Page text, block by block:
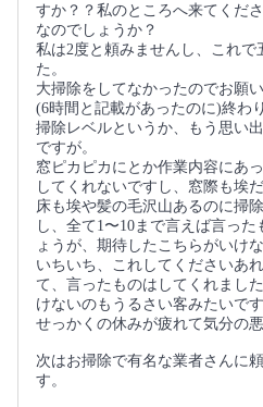
すか？？私のところへ来てくだ
なのでしょうか？
私は2度と頼みませんし、これで
た。
大掃除をしてなかったのでお願
(6時間と記載があったのに)終わ
掃除レベルというか、もう思い
ですが。
窓ピカピカにとか作業内容にあ
してくれないですし、窓際も埃だ
床も埃や髪の毛沢山あるのに掃
し、全て1〜10まで言えば言っ
ょうが、期待したこちらがいけ
いちいち、これしてくださいあ
て、言ったものはしてくれまし
けないのもうるさい客みたいで
せっかくの休みが疲れて気分の
次はお掃除で有名な業者さんに
す。